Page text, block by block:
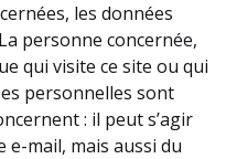
les données
personne concernée,
qui visite ce site ou qui
personnelles sont
: il peut s’agir
e-mail, mais aussi du